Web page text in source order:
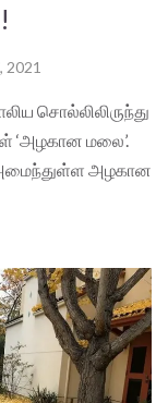
2021
சொல்லிலிருந்து
‘அழகான மலை’.
அழகான